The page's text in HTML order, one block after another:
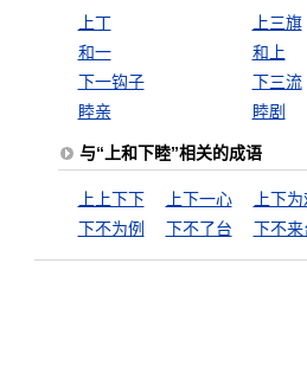
上丁 上三旗
和一
和上
下一钩子
下三流
睦亲
睦剧
与“上和下睦”相关的成语
上上下下 上下一心 上下
下不为例
下不了台 下不来